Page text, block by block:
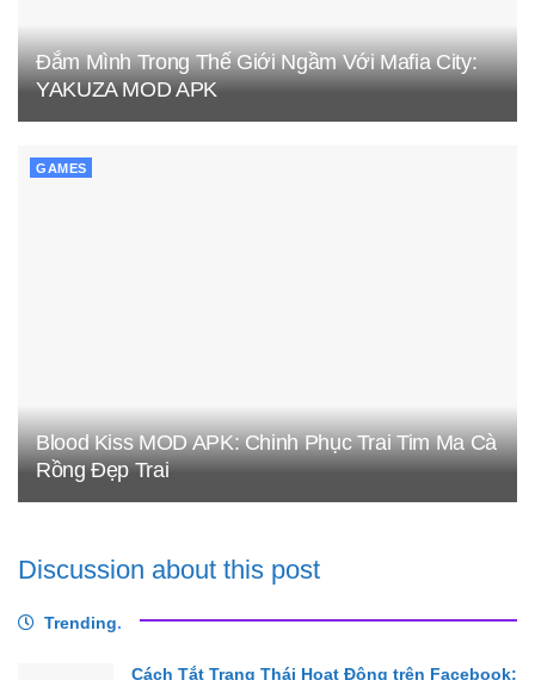
Đắm Mình Trong Thế Giới Ngầm Với Mafia City:
YAKUZA MOD APK
GAMES
Blood Kiss MOD APK: Chinh Phục Trai Tim Ma Cà
Rồng Đẹp Trai
Discussion about this post
Trending.
Cách Tắt Trạng Thái Hoạt Động trên Facebook: